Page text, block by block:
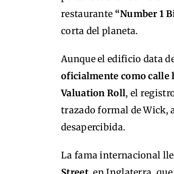
restaurante “Number 1
corta del planeta.
Aunque el edificio data
oficialmente como calle
Valuation Roll, el
trazado formal de Wick,
desapercibida.
La fama internacional